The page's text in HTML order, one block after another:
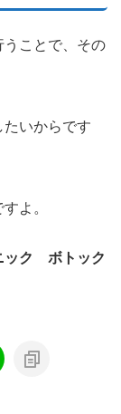
ことで、その
いからです
よ。
ック ボトック